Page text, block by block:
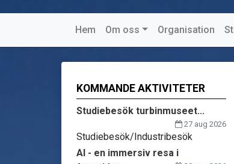
Hem Om oss Organisation
KOMMANDE AKTIVITETER
Studiebesök turbinmuseet...
27 aug 2026
Studiebesök/Industribesök
AI - en immersiv resa i